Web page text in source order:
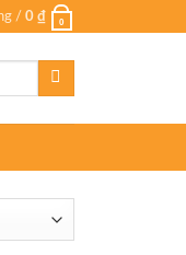
/ 0 ₫ 0